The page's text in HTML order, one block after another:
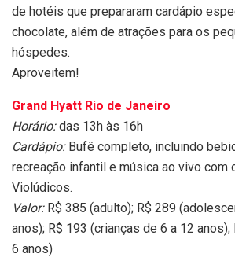
de hotéis que prepararam cardápio
chocolate, além de atrações para os
hóspedes.
Aproveitem!
Grand Hyatt Rio de Janeiro
Horário:das 13h às 16h
Cardápio:Bufê completo, incluindo
recreação infantil e música ao vivo com
Violúdicos.
Valor:R$ 385 (adulto); R$ 289
anos); R$ 193 (crianças de 6 a 12
6 anos)